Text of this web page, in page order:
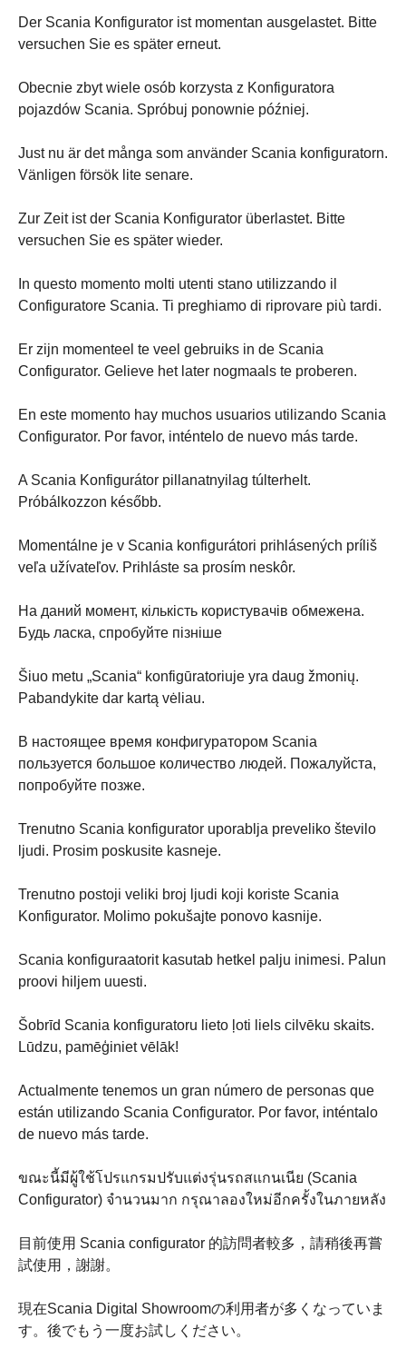
Der Scania Konfigurator ist momentan ausgelastet. Bitte
versuchen Sie es später erneut.
Obecnie zbyt wiele osób korzysta z Konfiguratora
pojazdów Scania. Spróbuj ponownie później.
Just nu är det många som använder Scania konfiguratorn.
Vänligen försök lite senare.
Zur Zeit ist der Scania Konfigurator überlastet. Bitte
versuchen Sie es später wieder.
In questo momento molti utenti stano utilizzando il
Configuratore Scania. Ti preghiamo di riprovare più tardi.
Er zijn momenteel te veel gebruiks in de Scania
Configurator. Gelieve het later nogmaals te proberen.
En este momento hay muchos usuarios utilizando Scania
Configurator. Por favor, inténtelo de nuevo más tarde.
A Scania Konfigurátor pillanatnyilag túlterhelt.
Próbálkozzon később.
Momentálne je v Scania konfigurátori prihlásených príliš
veľa užívateľov. Prihláste sa prosím neskôr.
На даний момент, кількість користувачів обмежена.
Будь ласка, спробуйте пізніше
Šiuo metu „Scania“ konfigūratoriuje yra daug žmonių.
Pabandykite dar kartą vėliau.
В настоящее время конфигуратором Scania
пользуется большое количество людей. Пожалуйста,
попробуйте позже.
Trenutno Scania konfigurator uporablja preveliko število
ljudi. Prosim poskusite kasneje.
Trenutno postoji veliki broj ljudi koji koriste Scania
Konfigurator. Molimo pokušajte ponovo kasnije.
Scania konfiguraatorit kasutab hetkel palju inimesi. Palun
proovi hiljem uuesti.
Šobrīd Scania konfiguratoru lieto ļoti liels cilvēku skaits.
Lūdzu, pamēģiniet vēlāk!
Actualmente tenemos un gran número de personas que
están utilizando Scania Configurator. Por favor, inténtalo
de nuevo más tarde.
ขณะนี้มีผู้ใช้โปรแกรมปรับแต่งรุ่นรถสแกนเนีย (Scania
Configurator) จำนวนมาก กรุณาลองใหม่อีกครั้งในภายหลัง
目前使用 Scania configurator 的訪問者較多，請稍後再嘗
試使用，謝謝。
現在Scania Digital Showroomの利用者が多くなっていま
す。後でもう一度お試しください。